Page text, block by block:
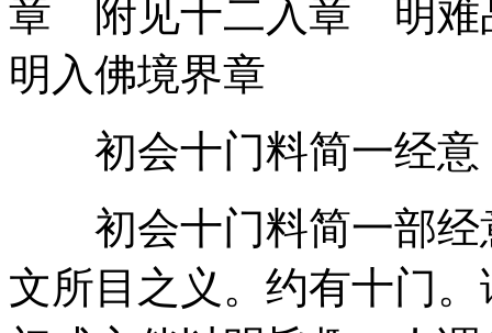
章 附见十二入章 明难
明入佛境界章
初会十门料简一经意
初会十门料简一部经
文所目之义。约有十门